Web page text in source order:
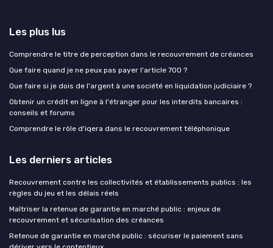
Les plus lus
Comprendre le titre de perception dans le recouvrement de créances
Que faire quand je ne peux pas payer l'article 700 ?
Que faire si je dois de l'argent à une société en liquidation judiciaire ?
Obtenir un crédit en ligne à l'étranger pour les interdits bancaires :
conseils et forums
Comprendre le rôle d'iqera dans le recouvrement téléphonique
Les derniers articles
Recouvrement contre les collectivités et établissements publics : les
règles du jeu et les délais réels
Maîtriser la retenue de garantie en marché public : enjeux de
recouvrement et sécurisation des créances
Retenue de garantie en marché public : sécuriser le paiement sans